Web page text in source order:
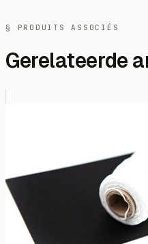
§ PRODUITS ASSOCIÉS
Gerelateerde